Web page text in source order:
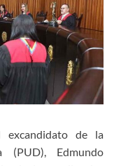
excandidato de la
(PUD), Edmundo